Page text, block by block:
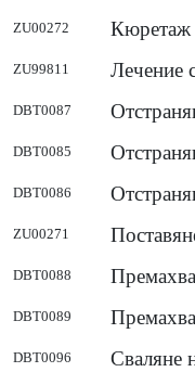
ZU00272 Кюретаж
ZU99811 Лечение
DBT0087
DBT0085
DBT0086
ZU00271
DBT0088
DBT0089
DBT0096 Сваляне